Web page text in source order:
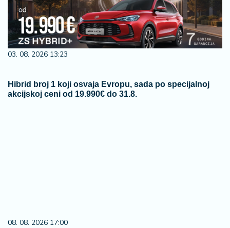
03. 08. 2026 13:23
Hibrid broj 1 koji osvaja Evropu, sada po specijalnoj
akcijskoj ceni od 19.990€ do 31.8.
08. 08. 2026 17:00